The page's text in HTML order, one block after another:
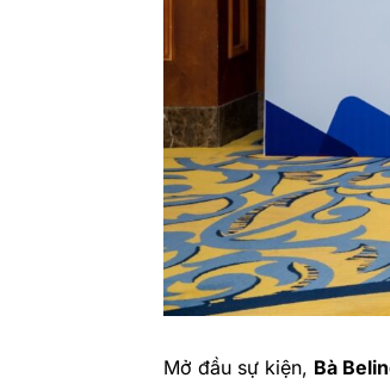
Mở đầu sự kiện, Bà